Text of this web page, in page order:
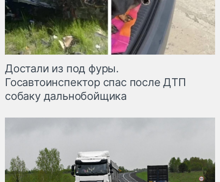
Достали из под фуры.
Госавтоинспектор спас после ДТП
собаку дальнобойщика